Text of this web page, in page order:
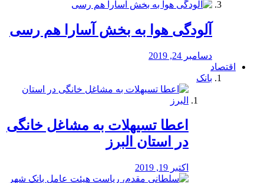
آلودگی هوا به بخش آسارا هم رسی
دسامبر 24, 2019
اقتصاد
بانک
️اعطا تسیهلات به مشاغل خانگی
در استان البرز
اکتبر 19, 2019